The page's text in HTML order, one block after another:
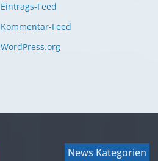
Eintrags-Feed
Kommentar-Feed
WordPress.org
News Kategorien